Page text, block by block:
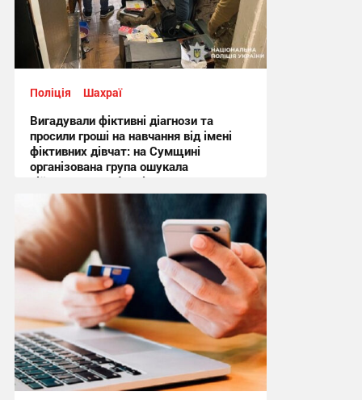
Поліція Шахраї
Вигадували фіктивні діагнози та
просили гроші на навчання від імені
фіктивних дівчат: на Сумщині
організована група ошукала
військовослужбовців на понад
мільйон гривень
14:41 вчора